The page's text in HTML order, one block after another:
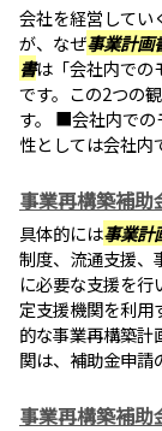
会社を経営してい
が、なぜ事業計画
書は「会社内での
です。この2つの
す。 ■会社内での
性としては会社内
事業再構築補助
具体的には事業計
制度、流通支援、
に必要な支援を
定支援機関を利用
的な事業再構築計
関は、補助金申請
事業再構築補助